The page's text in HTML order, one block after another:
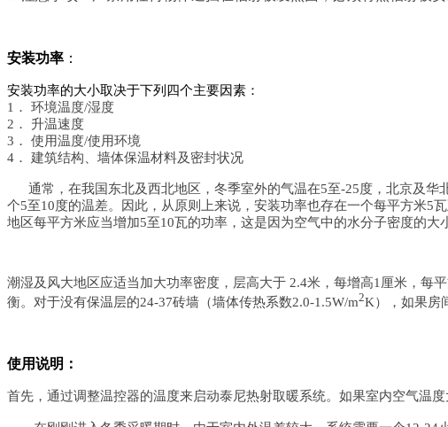
安装功率 ：
安装功率的大小取决于下列四个主要因素：
1． 环境温度/湿度
2． 升温速度
3． 使用温度/使用环境
4． 建筑结构、墙体保温材料及密封状况
通常，在我国东北及西北地区，冬季室外的气温在5至-25度，北京及华
个5至10度的温差。因此，从原则上来说，安装功率也存在一个每平方米5
地区每平方米应当增加5至10瓦的功率，这是因为空气中的水分子密度的
潮湿及风大地区应适当加大功率密度，层高大于 2.4米，每增高1厘米，每
衡。对于没有保温层的24-37砖墙（墙体传热系数2.0-1.5W/m2K），如果房
使用说明：
首先，通过调整温控器的温度来启动泰尼热射取暖系统。如果室内空气温